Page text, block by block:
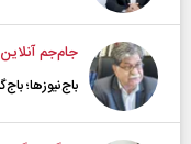
جام‌جم
باج‌نیوزها؛